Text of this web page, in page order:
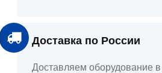
Доставка по России
Доставляем оборудование